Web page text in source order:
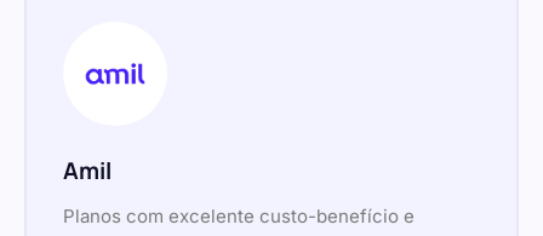
Amil
Planos com excelente custo-benefício e